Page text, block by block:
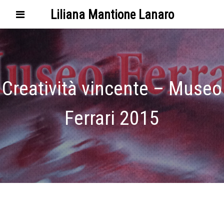
Liliana Mantione Lanaro
Creatività vincente – Museo
Ferrari 2015